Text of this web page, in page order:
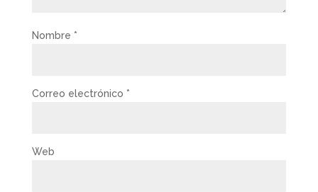
Nombre *
Correo electrónico *
Web